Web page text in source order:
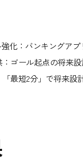
化：バンキングアプ
ゴール起点の将来
最短2分」で将来設